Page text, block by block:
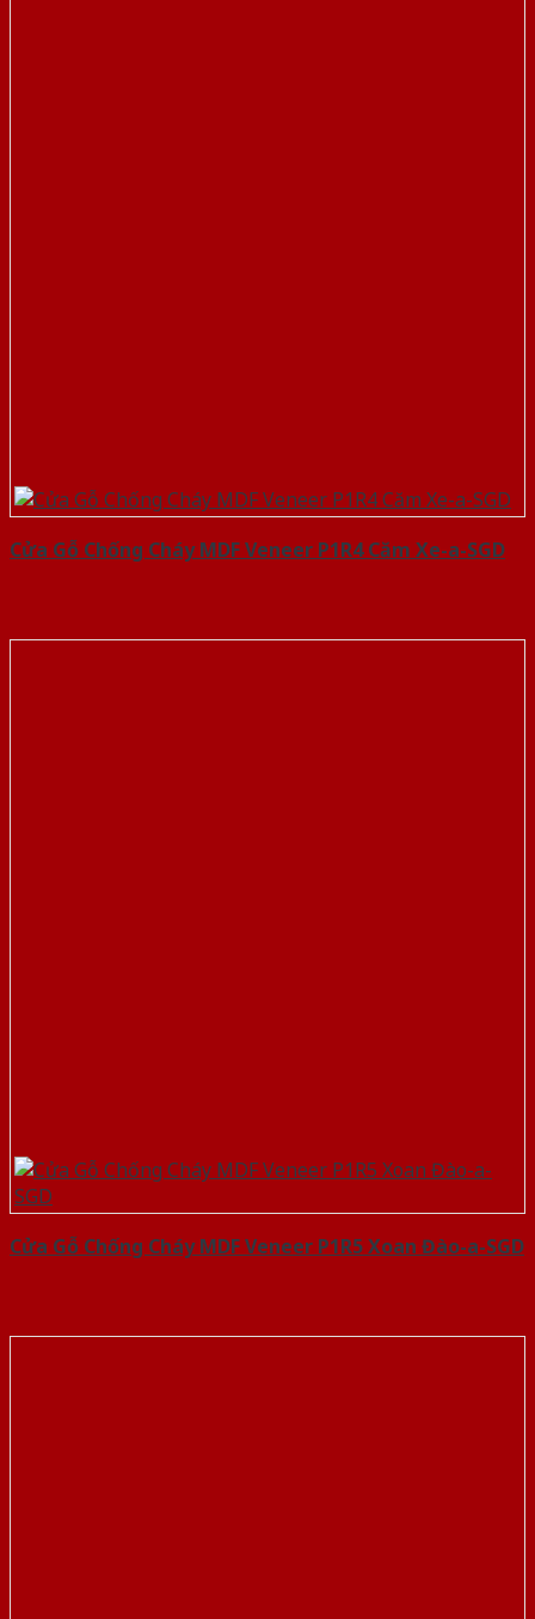
Cửa Gỗ Chống Cháy MDF Veneer P1R4 Căm Xe-a-SGD
Cửa Gỗ Chống Cháy MDF Veneer P1R5 Xoan Đào-a-SGD